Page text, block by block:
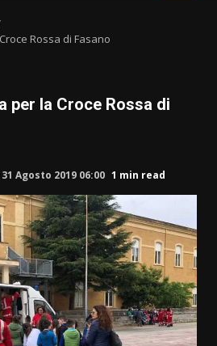
Rossa di Fasano
per la Croce Rossa di
31 Agosto 2019 06:00 1 min read